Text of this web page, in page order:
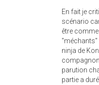
En fait je
scénario
être
"méchants"
ninja de
parution
partie a